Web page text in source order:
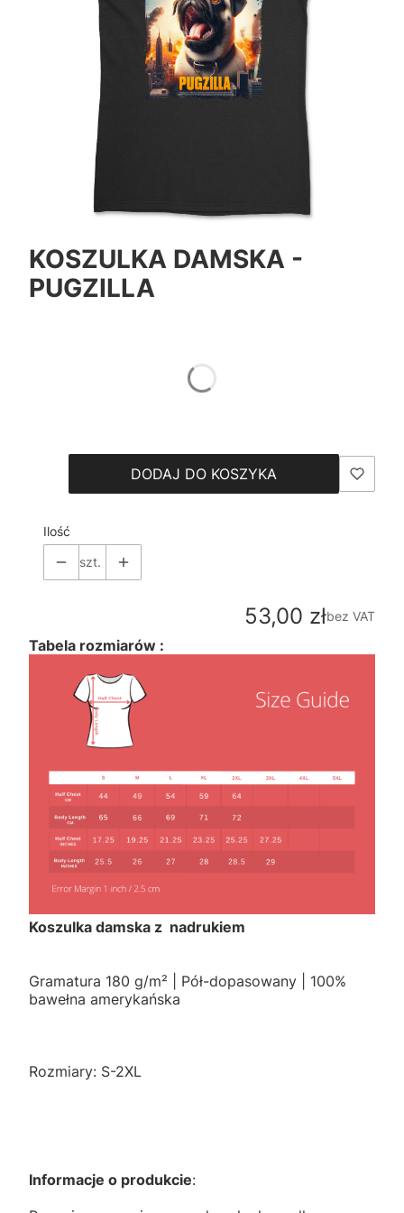
KOSZULKA DAMSKA -
PUGZILLA
DODAJ DO KOSZYKA
Ilość
szt.
Cena
53,00 złbez VAT
Tabela rozmiarów :
Koszulka damska z nadrukiem
Gramatura 180 g/m² | Pół-dopasowany | 100%
bawełna amerykańska
Rozmiary: S-2XL
Informacje o produkcie: